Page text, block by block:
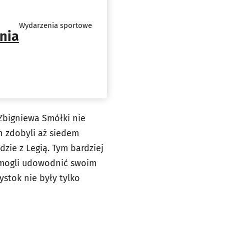
Wydarzenia sportowe
Smółki nie
zdobyli aż siedem
z Legią. Tym bardziej
udowodnić swoim
nie były tylko